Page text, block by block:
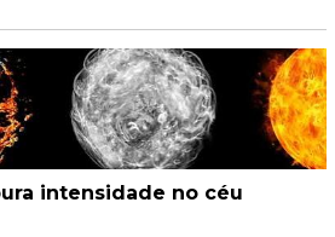
intensidade no céu